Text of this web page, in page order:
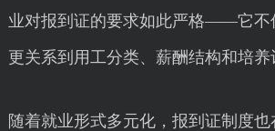
业对报到证的要求如此严格——它不
更关系到用工分类、薪酬结构和培养
随着就业形式多元化，报到证制度也